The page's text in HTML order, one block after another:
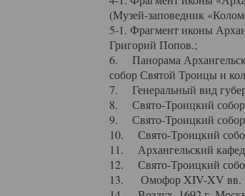
(Музей-заповедник
5-1. Фрагмент иконы
Григорий Попов.;
6. Панорама
собор Святой Троицы и
7. Генеральный вид
8. Свято-Троицкий собор.
9. Свято-Троицкий собор.
10. Свято-Троицкий
11. Архангельский
12. Свято-Троицкий собор
13. Омофор XIV-XV вв.